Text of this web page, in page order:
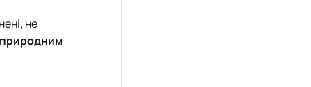
не
природним